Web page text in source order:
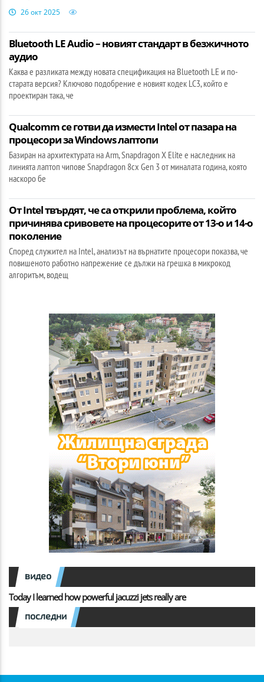
26 окт 2025
Bluetooth LE Audio – новият стандарт в безжичното
аудио
Каква е разликата между новата спецификация на Bluetooth LE и по-
старата версия? Ключово подобрение е новият кодек LC3, който е
проектиран така, че
Qualcomm се готви да измести Intel от пазара на
процесори за Windows лаптопи
Базиран на архитектурата на Arm, Snapdragon X Elite е наследник на
линията лаптоп чипове Snapdragon 8cx Gen 3 от миналата година, която
наскоро бе
От Intel твърдят, че са открили проблема, който
причинява сривовете на процесорите от 13-о и 14-о
поколение
Според служител на Intel, анализът на върнатите процесори показва, че
повишеното работно напрежение се дължи на грешка в микрокод
алгоритъм, водещ
видео
Today I learned how powerful jacuzzi jets really are
последни